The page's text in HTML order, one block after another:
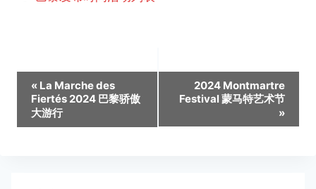
活
动
导
« La Marche des
Fiertés 2024 巴黎骄傲
大游行
2024 Montmartre
Festival 蒙马特艺术节
»